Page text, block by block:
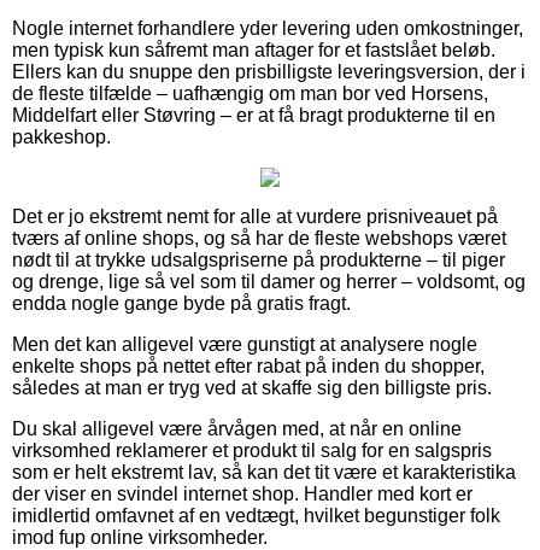
Nogle internet forhandlere yder levering uden omkostninger,
men typisk kun såfremt man aftager for et fastslået beløb.
Ellers kan du snuppe den prisbilligste leveringsversion, der i
de fleste tilfælde – uafhængig om man bor ved Horsens,
Middelfart eller Støvring – er at få bragt produkterne til en
pakkeshop.
Det er jo ekstremt nemt for alle at vurdere prisniveauet på
tværs af online shops, og så har de fleste webshops været
nødt til at trykke udsalgspriserne på produkterne – til piger
og drenge, lige så vel som til damer og herrer – voldsomt, og
endda nogle gange byde på gratis fragt.
Men det kan alligevel være gunstigt at analysere nogle
enkelte shops på nettet efter rabat på inden du shopper,
således at man er tryg ved at skaffe sig den billigste pris.
Du skal alligevel være årvågen med, at når en online
virksomhed reklamerer et produkt til salg for en salgspris
som er helt ekstremt lav, så kan det tit være et karakteristika
der viser en svindel internet shop. Handler med kort er
imidlertid omfavnet af en vedtægt, hvilket begunstiger folk
imod fup online virksomheder.